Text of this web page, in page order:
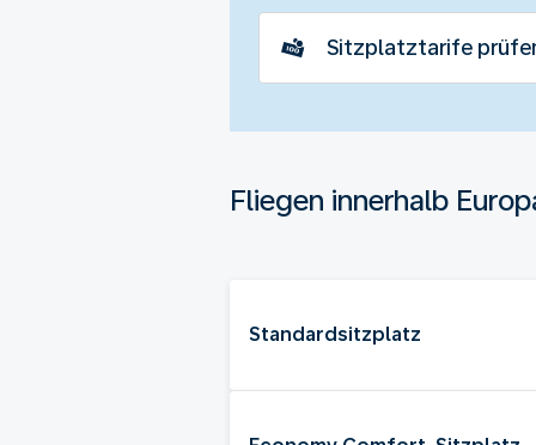
Sitzplatztarife
Fliegen innerhalb
Standardsitzplatz